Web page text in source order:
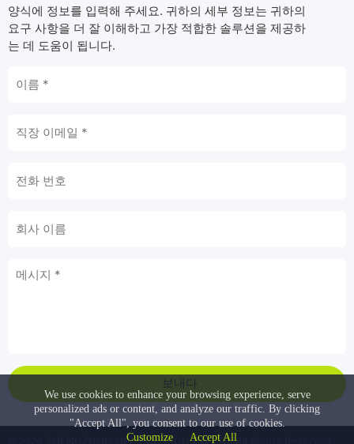
양식에 정보를 입력해 주세요. 귀하의 세부 정보는 귀하의
요구 사항을 더 잘 이해하고 가장 적합한 솔루션을 제공하
는 데 도움이 됩니다.
보내다
©2026 ZHENGZHOU GEP ECOTECH CO LTD. All Rights Reserved
We use cookies to enhance your browsing experience, serve
personalized ads or content, and analyze our traffic. By clicking
"Accept All", you consent to our use of cookies.
Customize
Accept All